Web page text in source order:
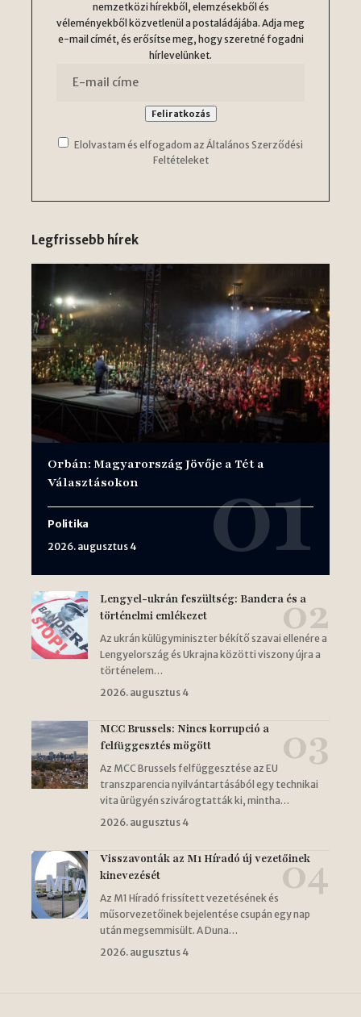
nemzetközi hírekből, elemzésekből és
véleményekből közvetlenül a postaládájába. Adja meg
e-mail címét, és erősítse meg, hogy szeretné fogadni
hírlevelünket.
Elolvastam és elfogadom az Általános Szerződési
Feltételeket
Legfrissebb hírek
Orbán: Magyarország Jövője a Tét a
Választásokon
Politika
2026. augusztus 4
Lengyel-ukrán feszültség: Bandera és a
történelmi emlékezet
Az ukrán külügyminiszter békítő szavai ellenére a
Lengyelország és Ukrajna közötti viszony újra a
történelem…
2026. augusztus 4
MCC Brussels: Nincs korrupció a
felfüggesztés mögött
Az MCC Brussels felfüggesztése az EU
transzparencia nyilvántartásából egy technikai
vita ürügyén szivárogtatták ki, mintha…
2026. augusztus 4
Visszavonták az M1 Híradó új vezetőinek
kinevezését
Az M1 Híradó frissített vezetésének és
műsorvezetőinek bejelentése csupán egy nap
után megsemmisült. A Duna…
2026. augusztus 4